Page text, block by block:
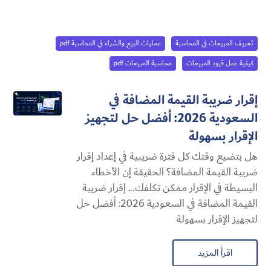
تعريف المبيعات في المحاسبة
عمليات البيع والشراء في المحاسبة pdf
كيفية عمل قيود المبيعات
محاسبة المبيعات pdf
إقرار ضريبة القيمة المضافة في
السعودية 2026: أفضل حل لتجهيز
الإقرار بسهولة
هل بتضيع وقتك كل فترة ضريبية في إعداد إقرار
ضريبة القيمة المضافة؟ الحقيقة إن الأخطاء
البسيطة في الإقرار ممكن تكلفك... إقرار ضريبة
القيمة المضافة في السعودية 2026: أفضل حل
لتجهيز الإقرار بسهولة
اقرأ المزيد